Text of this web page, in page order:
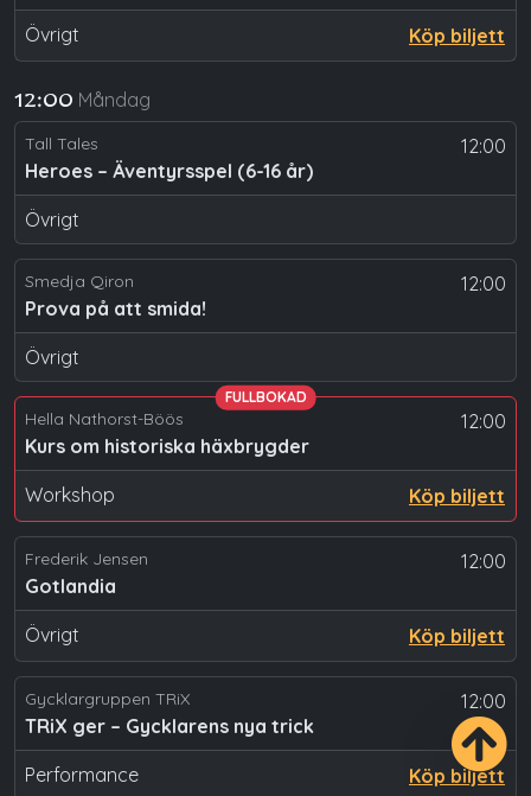
Övrigt Köp biljett
12:00 Måndag
12:00
Tall Tales
Heroes – Äventyrsspel (6-16 år)
Övrigt
12:00
Smedja Qiron
Prova på att smida!
Övrigt
12:00
Hella Nathorst-Böös
Kurs om historiska häxbrygder
Workshop Köp biljett
FULLBOKAD
12:00
Frederik Jensen
Gotlandia
Övrigt Köp biljett
12:00
Gycklargruppen TRiX
TRiX ger – Gycklarens nya trick
Performance Köp biljett